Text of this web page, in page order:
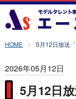
HOME 5月12日放送
2026年05月12日
5月12日